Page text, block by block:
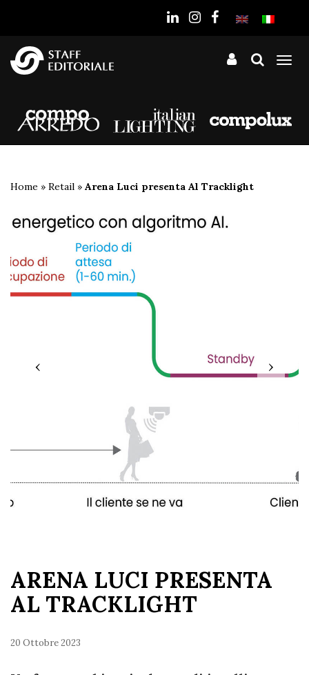
Home » Retail » Arena Luci presenta Al Tracklight
‹ ›
ARENA LUCI PRESENTA
AL TRACKLIGHT
20 Ottobre 2023